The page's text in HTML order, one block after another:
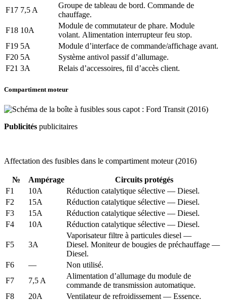
F17 7,5 A
Groupe de tableau de bord. Commande de
chauffage.
F18 10A
Module de commutateur de phare. Module
volant. Alimentation interrupteur feu stop.
F19 5A
Module d’interface de commande/affichage avant.
F20 5A
Système antivol passif d’allumage.
F21 3A Relais d’accessoires, fil d’accès client.
Compartiment moteur
Publicités publicitaires
Affectation des fusibles dans le compartiment moteur (2016)
№ Ampérage
Circuits protégés
F1
10A
Réduction catalytique sélective — Diesel.
F2
15A
Réduction catalytique sélective — Diesel.
F3
15A
Réduction catalytique sélective — Diesel.
F4
10A Réduction catalytique sélective — Diesel.
F5 3A
Vaporisateur filtre à particules diesel —
Diesel. Moniteur de bougies de préchauffage —
Diesel.
F6
—
Non utilisé.
F7
7,5 A
Alimentation d’allumage du module de
commande de transmission automatique.
F8
20A
Ventilateur de refroidissement — Essence.